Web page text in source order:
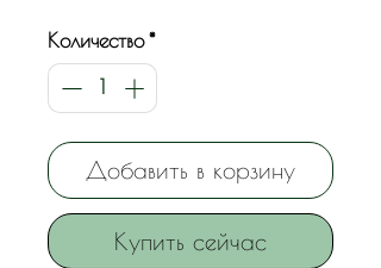
Количество *
Добавить в корзину
Купить сейчас